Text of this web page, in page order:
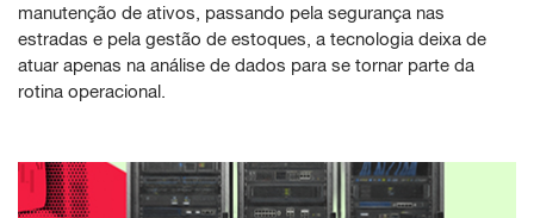
manutenção de ativos, passando pela segurança nas
estradas e pela gestão de estoques, a tecnologia deixa de
atuar apenas na análise de dados para se tornar parte da
rotina operacional.